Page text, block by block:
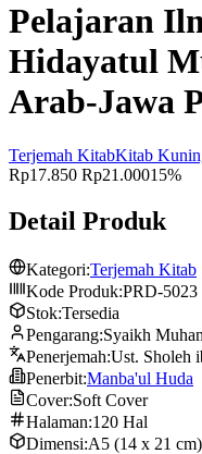
Pelajaran
Hidayatul
Arab-Jawa
Terjemah KitabKitab
Rp17.850 Rp21.00015%
Detail Produk
Kategori:Terjemah Kitab
Kode Produk:PRD-5023
Stok:Tersedia
Pengarang:Syaikh
Penerjemah:Ust. Sholeh
Penerbit:Manba'ul Huda
Cover:Soft Cover
Halaman:120 Hal
Dimensi:A5 (14 x 21 cm)